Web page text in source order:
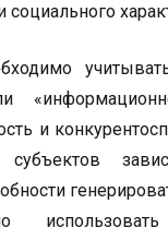
и
субъектов